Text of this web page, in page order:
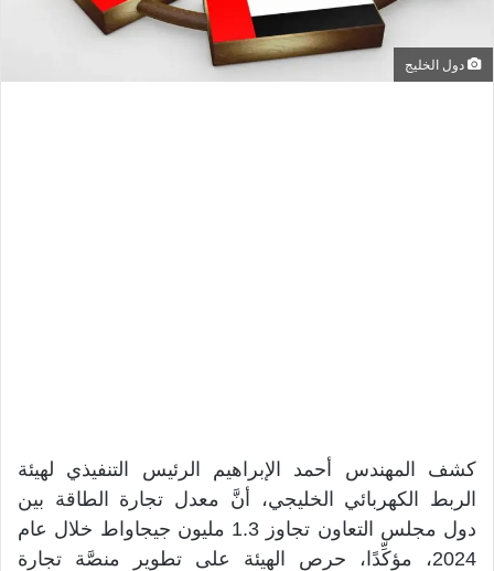
دول الخليج
كشف المهندس أحمد الإبراهيم الرئيس التنفيذي لهيئة
الربط الكهربائي الخليجي، أنَّ معدل تجارة الطاقة بين
دول مجلس التعاون تجاوز 1.3 مليون جيجاواط خلال عام
2024، مؤكِّدًا، حرص الهيئة على تطوير منصَّة تجارة